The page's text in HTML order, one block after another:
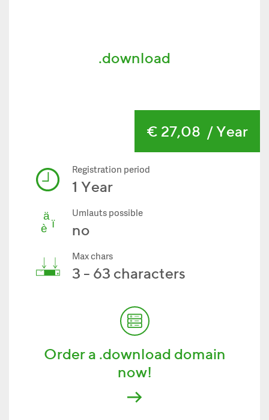
.download
€ 27,08 / Year
Registration period
1 Year
Umlauts possible
no
Max chars
3 - 63 characters
Order a .download domain
now!